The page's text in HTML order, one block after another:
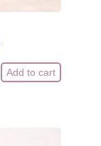
Add to cart